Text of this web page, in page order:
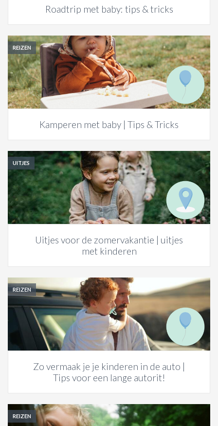
Roadtrip met baby: tips & tricks
REIZEN
Kamperen met baby | Tips & Tricks
UITJES
Uitjes voor de zomervakantie | uitjes
met kinderen
REIZEN
Zo vermaak je je kinderen in de auto |
Tips voor een lange autorit!
REIZEN